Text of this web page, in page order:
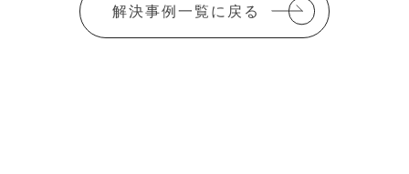
解決事例一覧に戻る